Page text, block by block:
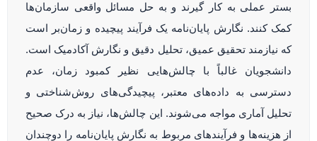
بستر عملی به کار گیرند و به حل مسائل واقعی سازمان‌ها
کمک کنند. نگارش پایان‌نامه یک فرآیند پیچیده و زمان‌بر است
که نیازمند تحقیق عمیق، تحلیل دقیق و نگارش آکادمیک است.
دانشجویان غالباً با چالش‌هایی نظیر کمبود زمان، عدم
دسترسی به داده‌های معتبر، پیچیدگی‌های روش‌شناختی و
تحلیل آماری مواجه می‌شوند. این چالش‌ها، نیاز به درک صحیح
از هزینه‌ها و فرآیندهای مربوط به نگارش پایان‌نامه را دوچندان